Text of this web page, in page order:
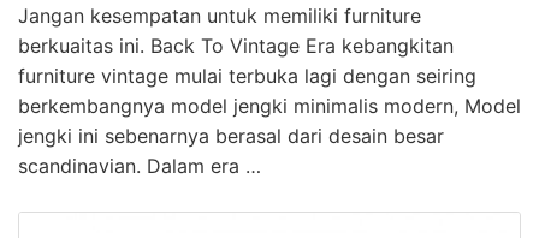
Jangan kesempatan untuk memiliki furniture
berkuaitas ini. Back To Vintage Era kebangkitan
furniture vintage mulai terbuka lagi dengan seiring
berkembangnya model jengki minimalis modern, Model
jengki ini sebenarnya berasal dari desain besar
scandinavian. Dalam era …